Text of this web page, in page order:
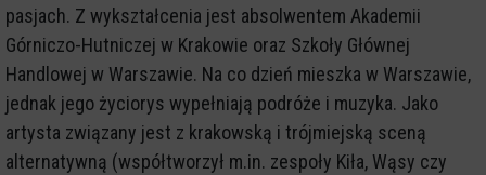
pasjach. Z wykształcenia jest absolwentem Akademii
Górniczo-Hutniczej w Krakowie oraz Szkoły Głównej
Handlowej w Warszawie. Na co dzień mieszka w Warszawie,
jednak jego życiorys wypełniają podróże i muzyka. Jako
artysta związany jest z krakowską i trójmiejską sceną
alternatywną (współtworzył m.in. zespoły Kiła, Wąsy czy